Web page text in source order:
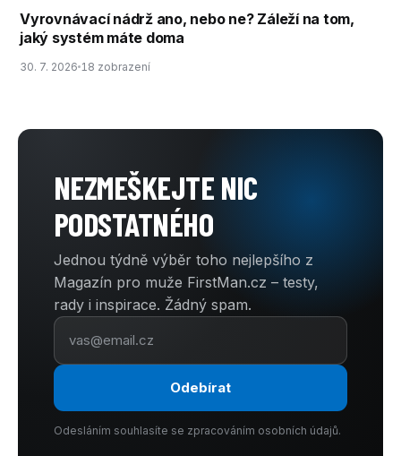
Vyrovnávací nádrž ano, nebo ne? Záleží na tom,
jaký systém máte doma
30. 7. 2026 18 zobrazení
NEZMEŠKEJTE NIC
PODSTATNÉHO
Jednou týdně výběr toho nejlepšího z
Magazín pro muže FirstMan.cz – testy,
rady i inspirace. Žádný spam.
Odebírat
Odesláním souhlasíte se zpracováním osobních údajů.